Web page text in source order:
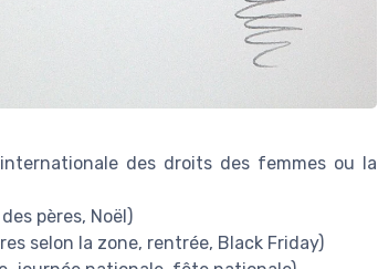
des droits des femmes ou la
pères, Noël)
selon la zone, rentrée, Black Friday)